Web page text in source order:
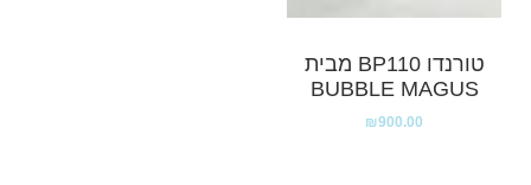
טורנדו BP110 מבית
BUBBLE MAGUS
₪900.00